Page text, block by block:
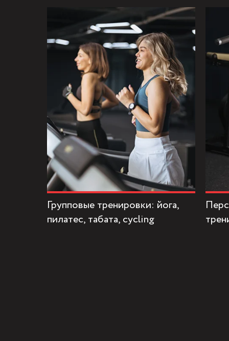
Групповые тренировки: йога,
пилатес, табата, cycling